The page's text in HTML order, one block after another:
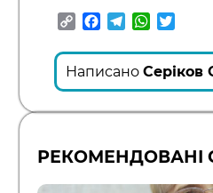
CopyFacebook
Telegram
Написано Серіков
РЕКОМЕНДОВАНІ